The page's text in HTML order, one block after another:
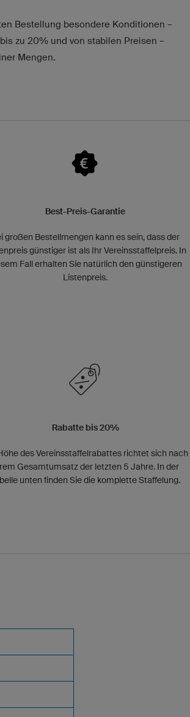
Bestellung besondere Konditionen –
zu 20% und von stabilen Preisen –
Mengen.
Best-Preis-Garantie
großen Bestellmengen kann es sein, dass der
günstiger ist als Ihr Vereinsstaffelpreis. In
Fall erhalten Sie natürlich den günstigeren
Listenpreis.
Rabatte bis 20%
des Vereinsstaffelrabattes richtet sich nach
Gesamtumsatz der letzten 5 Jahre. In der
unten finden Sie die komplette Staffelung.